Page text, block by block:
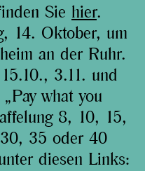
Sie hier.
14. Oktober, um
an der Ruhr.
3.11. und
what you
8, 10, 15,
35 oder 40
diesen Links: